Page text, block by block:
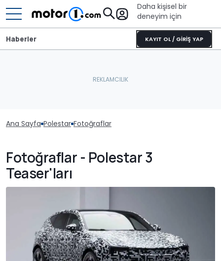
Daha kişisel bir
deneyim için
KAYIT OL / GİRİŞ YAP
Haberler
Ana Sayfa Polestar Fotoğraflar
Fotoğraflar - Polestar 3
Teaser'ları